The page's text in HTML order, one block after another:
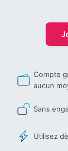
Compte
aucun
Sans
Utilisez